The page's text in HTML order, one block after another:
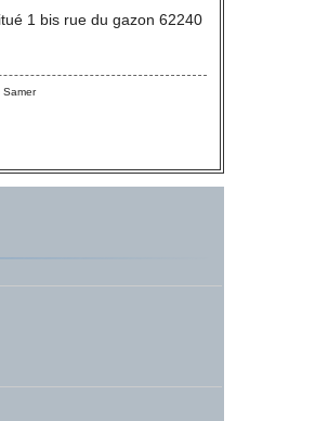
1 bis rue du gazon 62240
Samer